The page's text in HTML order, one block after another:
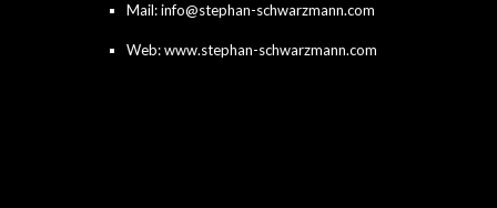
Mail: info@stephan-schwarzmann.com
Web: www.stephan-schwarzmann.com